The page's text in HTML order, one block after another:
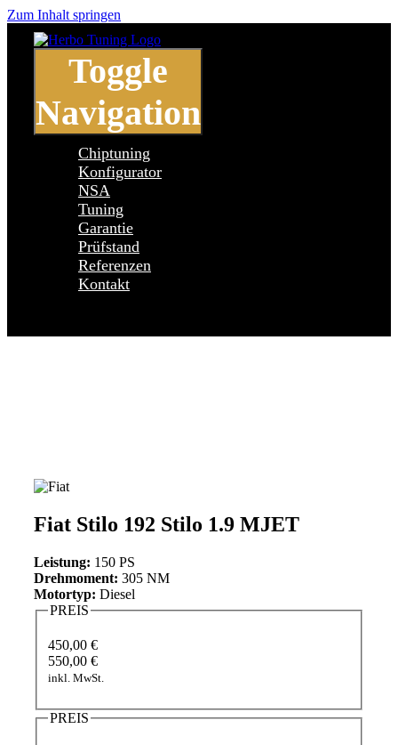
Zum Inhalt springen
Toggle
Navigation
Chiptuning
Konfigurator
NSA
Tuning
Garantie
Prüfstand
Referenzen
Kontakt
Fiat Stilo 192 Stilo 1.9 MJET
Leistung: 150 PS
Drehmoment: 305 NM
Motortyp: Diesel
PREIS
450,00 €
550,00 €
inkl. MwSt.
PREIS